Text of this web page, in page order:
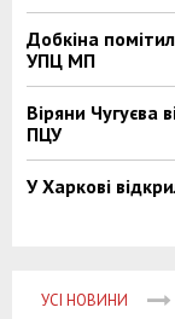
Добкіна
УПЦ МП
Віряни Чугуєва
ПЦУ
У Харкові
УСІ НОВИНИ